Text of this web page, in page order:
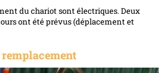
du chariot sont électriques. Deux
ont été prévus (déplacement et
remplacement